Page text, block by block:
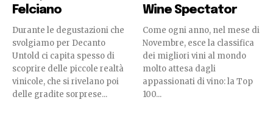
Felciano
Durante le degustazioni che
svolgiamo per Decanto
Untold ci capita spesso di
scoprire delle piccole realtà
vinicole, che si rivelano poi
delle gradite sorprese...
Wine Spectator
Come ogni anno, nel mese di
Novembre, esce la classifica
dei migliori vini al mondo
molto attesa dagli
appassionati di vino: la Top
100...